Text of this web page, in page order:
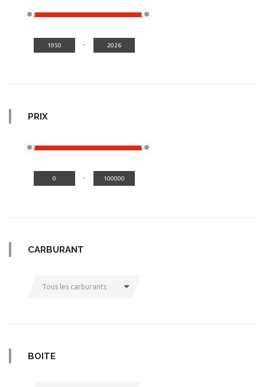
-
PRIX
-
CARBURANT
Tous les carburants
BOITE